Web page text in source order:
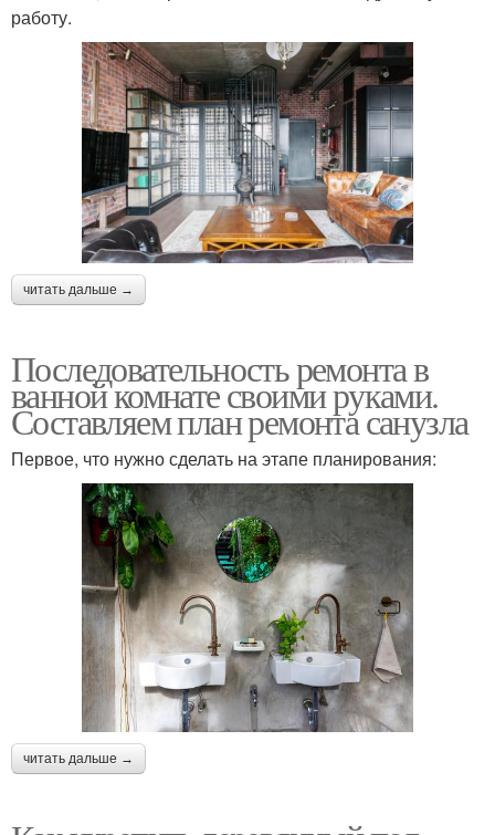
работу.
читать дальше →
Последовательность ремонта в
ванной комнате своими руками.
Составляем план ремонта санузла
Первое, что нужно сделать на этапе планирования:
читать дальше →